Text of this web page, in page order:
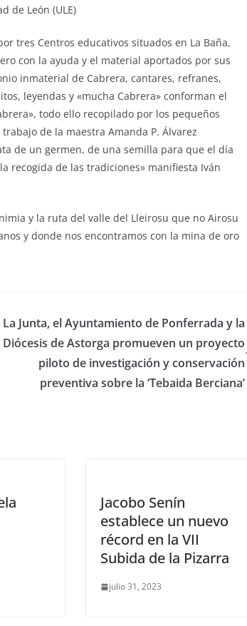
de León (ULE)
tres Centros educativos situados en La Baña,
con la ayuda y el material aportados por sus
inmaterial de Cabrera, cantares, refranes,
leyendas y «mucha Cabrera» conforman el
todo ello recopilado por los pequeños
de la maestra Amanda P. Álvarez
de un germen, de una semilla para que el día
recogida de las tradiciones» manifiesta Iván
y la ruta del valle del Lleirosu que no Airosu
y donde nos encontramos con la mina de oro
La Junta, el Ayuntamiento de Ponferrada y la
Diócesis de Astorga promueven un proyecto
piloto de investigación y conservación
preventiva sobre la ‘Tebaida Berciana’
Jacobo Senín
establece un nuevo
récord en la VII
Subida de la Pizarra
julio 31, 2023